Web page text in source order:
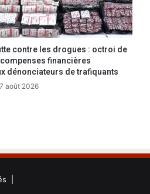
-
a
f
i
i
contre les drogues : octroi de
financières
dénonciateurs de trafiquants
7 août 2026
|